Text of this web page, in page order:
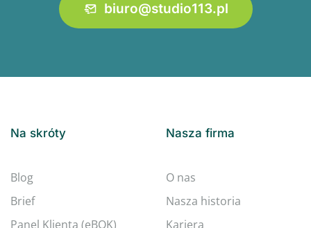
biuro@studio113.pl
Na skróty
Blog
Brief
Panel Klienta (eBOK)
Nasza firma
O nas
Nasza historia
Kariera